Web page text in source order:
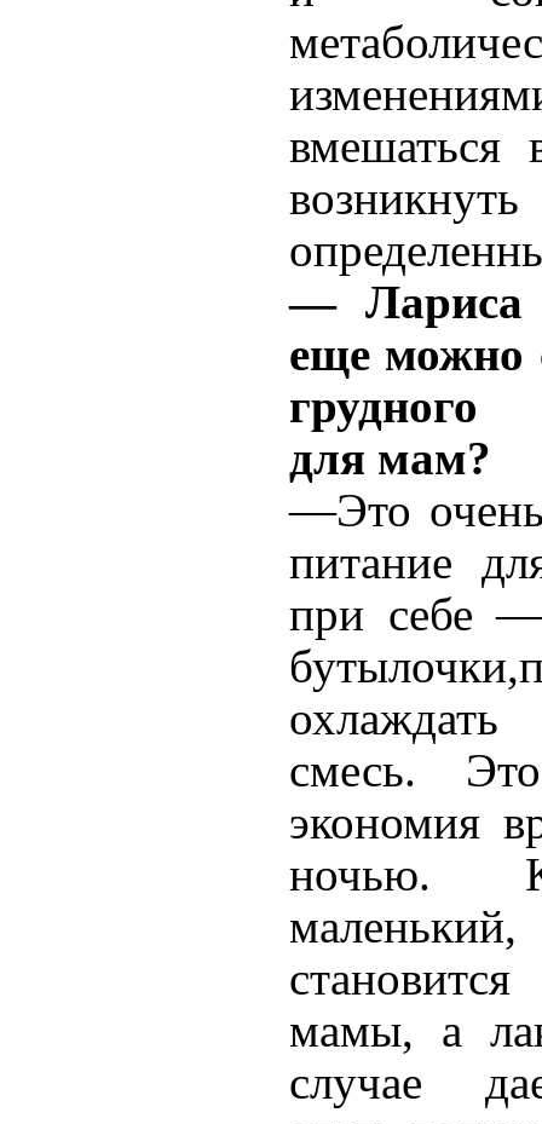
— Лариса
еще можно
грудного
для мам?
—Это
питание
при себе
охлаждать
смесь.
экономия
ночью.
мамы, а л
случае